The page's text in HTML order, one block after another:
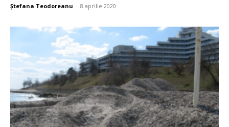
Ștefana Teodoreanu - 8 aprilie 2020